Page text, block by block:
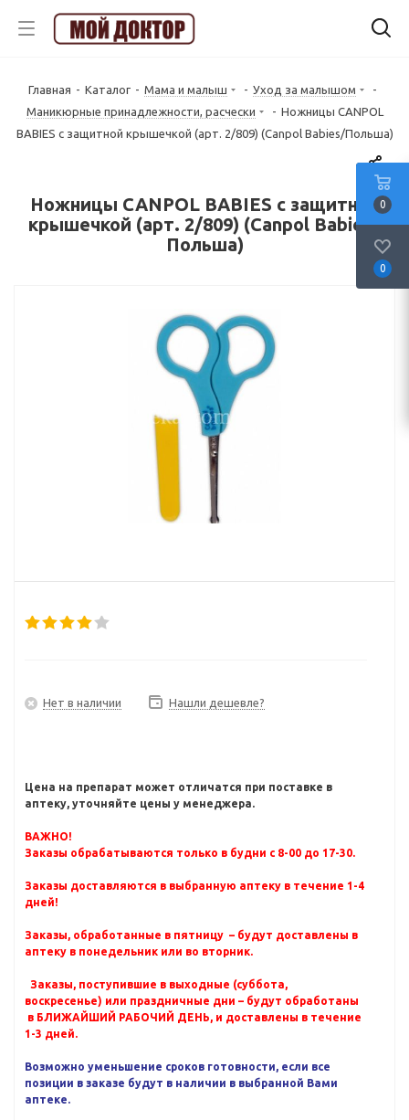
Главная - Каталог - Мама и малыш - Уход за малышом
-
Маникюрные принадлежности, расчески
- Ножницы CANPOL
BABIES с защитной крышечкой (арт. 2/809) (Canpol Babies/Польша)
Ножницы CANPOL BABIES с защитной
крышечкой (арт. 2/809) (Canpol Babies/
Польша)
Нет в наличии Нашли дешевле?
Цена на препарат может отличатся при поставке в
аптеку, уточняйте цены у менеджера.
ВАЖНО!
Заказы обрабатываются только в будни с 8-00 до 17-30.
Заказы доставляются в выбранную аптеку в течение 1-4
дней!
Заказы, обработанные в пятницу – будут доставлены в
аптеку в понедельник или во вторник.
Заказы, поступившие в выходные (суббота,
воскресенье) или праздничные дни – будут обработаны
в БЛИЖАЙШИЙ РАБОЧИЙ ДЕНЬ, и доставлены в течение
1-3 дней.
Возможно уменьшение сроков готовности, если все
позиции в заказе будут в наличии в выбранной Вами
аптеке.
0
0